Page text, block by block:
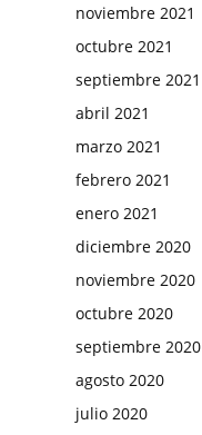
noviembre 2021
octubre 2021
septiembre 2021
abril 2021
marzo 2021
febrero 2021
enero 2021
diciembre 2020
noviembre 2020
octubre 2020
septiembre 2020
agosto 2020
julio 2020